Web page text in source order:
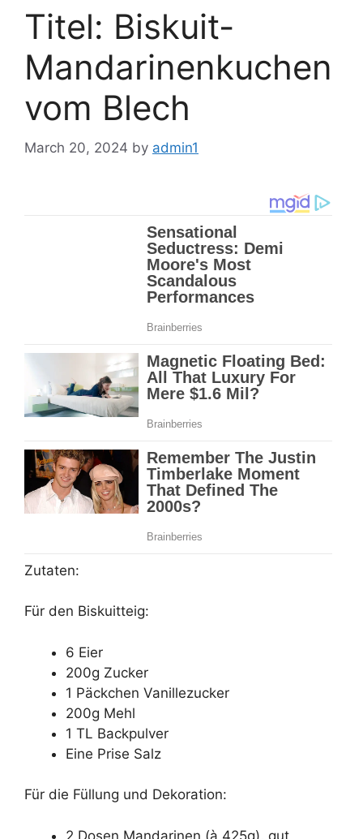
Titel: Biskuit-
Mandarinenkuchen
vom Blech
March 20, 2024 by admin1
Zutaten:
Für den Biskuitteig:
6 Eier
200g Zucker
1 Päckchen Vanillezucker
200g Mehl
1 TL Backpulver
Eine Prise Salz
Für die Füllung und Dekoration:
2 Dosen Mandarinen (à 425g), gut